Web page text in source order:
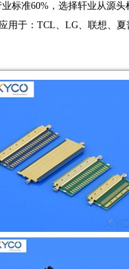
标准60%，选择轩业从源
用于：TCL、LG、联想、夏